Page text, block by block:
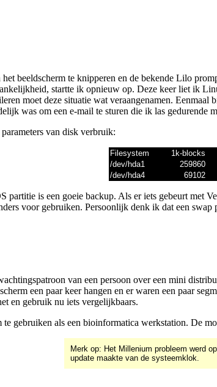
beeldscherm te knipperen en de bekende Lilo
startte ik opnieuw op. Deze keer liet ik
moet deze situatie wat veraangenamen.
was om een e-mail te sturen die ik las
van disk verbruik:
Filesystem 1k-blocks
/dev/hda1
259860
/dev/hda4
69102
partitie is een goeie backup. Als er iets gebeurt met
voor gebruiken. Persoonlijk denk ik dat een swap
van een persoon over een mini
een paar keer hangen en er waren een paar
en gebruik nu iets vergelijkbaars.
te gebruiken als een bioinformatica werkstation. De
Merk op: Het Millenium probleem werd
update maakte van de systeemklok.